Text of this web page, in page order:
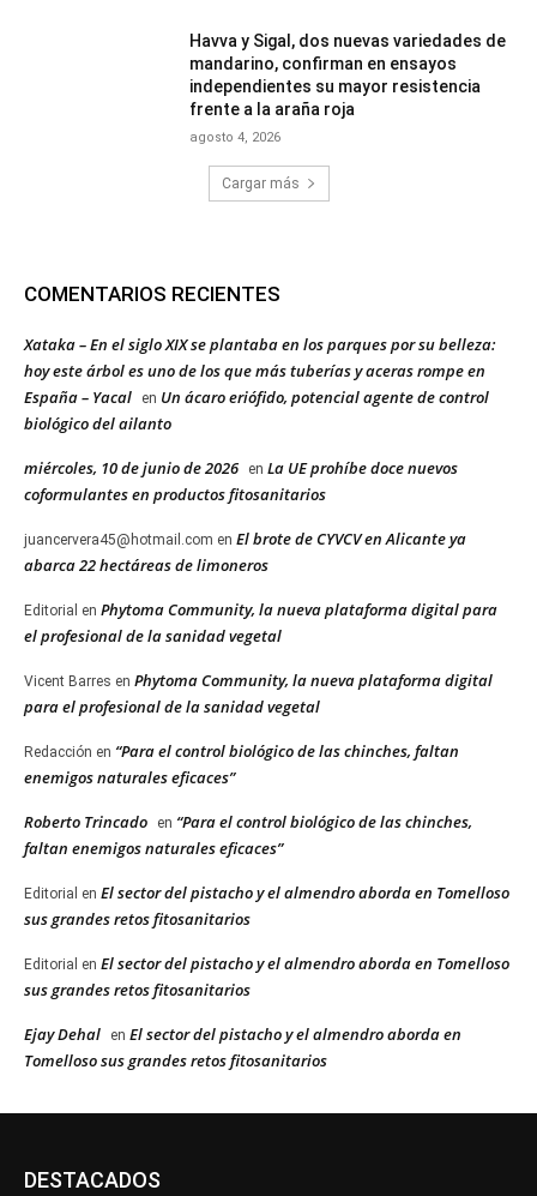
Havva y Sigal, dos nuevas variedades de
mandarino, confirman en ensayos
independientes su mayor resistencia
frente a la araña roja
agosto 4, 2026
Cargar más
COMENTARIOS RECIENTES
Xataka – En el siglo XIX se plantaba en los parques por su belleza:
hoy este árbol es uno de los que más tuberías y aceras rompe en
España – Yacal
en Un ácaro eriófido, potencial agente de control
biológico del ailanto
miércoles, 10 de junio de 2026 en La UE prohíbe doce nuevos
coformulantes en productos fitosanitarios
juancervera45@hotmail.com en El brote de CYVCV en Alicante ya
abarca 22 hectáreas de limoneros
Editorial en Phytoma Community, la nueva plataforma digital para
el profesional de la sanidad vegetal
Vicent Barres en Phytoma Community, la nueva plataforma digital
para el profesional de la sanidad vegetal
Redacción en “Para el control biológico de las chinches, faltan
enemigos naturales eficaces”
Roberto Trincado en “Para el control biológico de las chinches,
faltan enemigos naturales eficaces”
Editorial en El sector del pistacho y el almendro aborda en Tomelloso
sus grandes retos fitosanitarios
Editorial en El sector del pistacho y el almendro aborda en Tomelloso
sus grandes retos fitosanitarios
Ejay Dehal en El sector del pistacho y el almendro aborda en
Tomelloso sus grandes retos fitosanitarios
DESTACADOS